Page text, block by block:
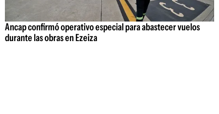
Ancap confirmó operativo especial para abastecer vuelos
durante las obras en Ezeiza